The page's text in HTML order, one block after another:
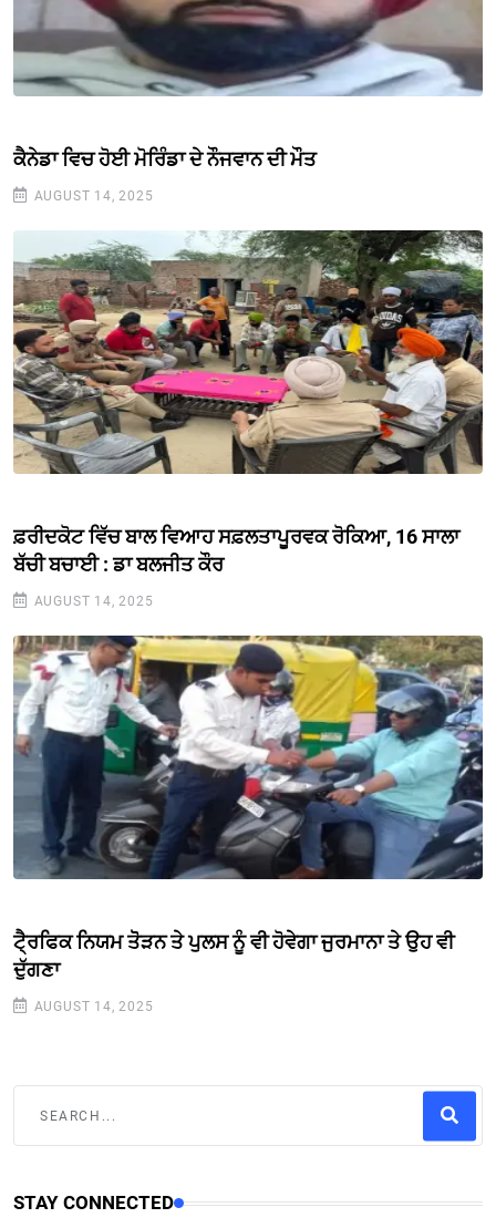
ਕੈਨੇਡਾ ਵਿਚ ਹੋਈ ਮੋਰਿੰਡਾ ਦੇ ਨੌਜਵਾਨ ਦੀ ਮੌਤ
AUGUST 14, 2025
ਫ਼ਰੀਦਕੋਟ ਵਿੱਚ ਬਾਲ ਵਿਆਹ ਸਫ਼ਲਤਾਪੂਰਵਕ ਰੋਕਿਆ, 16 ਸਾਲਾ
ਬੱਚੀ ਬਚਾਈ : ਡਾ ਬਲਜੀਤ ਕੌਰ
AUGUST 14, 2025
ਟੈ੍ਰਫਿਕ ਨਿਯਮ ਤੋੋੜਨ ਤੇ ਪੁਲਸ ਨੂੰ ਵੀ ਹੋਵੇਗਾ ਜੁਰਮਾਨਾ ਤੇ ਉਹ ਵੀ
ਦੁੱਗਣਾ
AUGUST 14, 2025
STAY CONNECTED